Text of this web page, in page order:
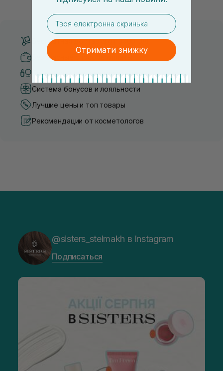
Бесплатная доставка от 3000 UAH
Безопасные способы оплаты
Только оригинальная косметика
Система бонусов и лояльности
Лучшие цены и топ товары
Рекомендации от косметологов
@sisters_stelmakh в Instagram
Подписаться
email
Отримати знижку